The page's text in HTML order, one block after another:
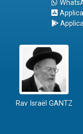
Rav Israël GANTZ